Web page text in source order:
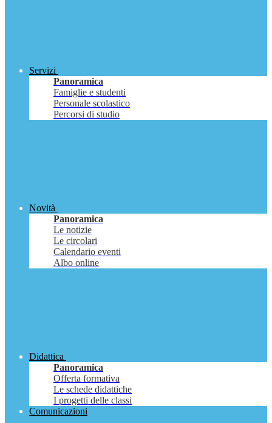
Servizi
Panoramica
Famiglie e studenti
Personale scolastico
Percorsi di studio
Novità
Panoramica
Le notizie
Le circolari
Calendario eventi
Albo online
Didattica
Panoramica
Offerta formativa
Le schede didattiche
I progetti delle classi
Comunicazioni